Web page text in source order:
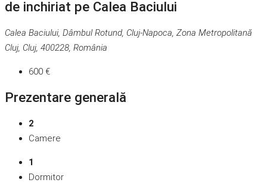
de inchiriat pe Calea Baciului
Calea Baciului, Dâmbul Rotund, Cluj-Napoca, Zona Metropolitană
Cluj, Cluj, 400228, România
600 €
Prezentare generală
2
Camere
1
Dormitor